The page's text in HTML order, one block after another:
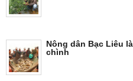
Nông dân Bạc Liêu
chình